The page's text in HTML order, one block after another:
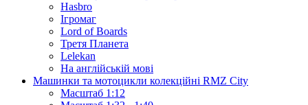
Hasbro
Ігромаг
Lord of Boards
Третя Планета
Lelekan
На англійській мові
Машинки та мотоцикли колекційні RMZ City
Масштаб 1:12